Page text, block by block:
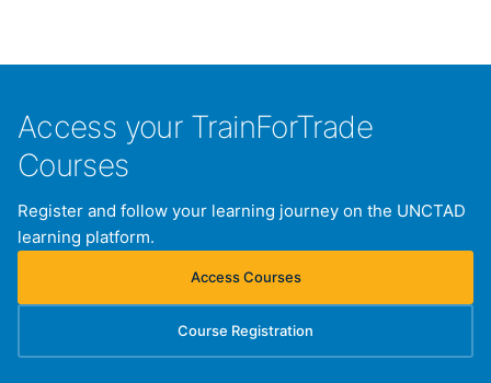
Access your TrainForTrade
Courses
Register and follow your learning journey on the UNCTAD
learning platform.
Access Courses
(opens in new tab)
Course Registration
(opens in new tab)